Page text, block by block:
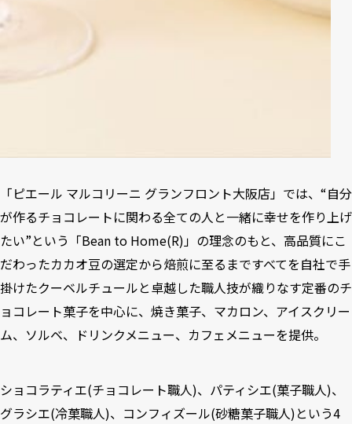
「ピエール マルコリーニ グランフロント大阪店」では、“自分
が作るチョコレートに関わる全ての人と一緒に幸せを作り上げ
たい”という「Bean to Home(R)」の理念のもと、高品質にこ
だわったカカオ豆の選定から焙煎に至るまですべてを自社で手
掛けたクーベルチュールと卓越した職人技が織りなす定番のチ
ョコレート菓子を中心に、焼き菓子、マカロン、アイスクリー
ム、ソルベ、ドリンクメニュー、カフェメニューを提供。
ショコラティエ(チョコレート職人)、パティシエ(菓子職人)、
グラシエ(冷菓職人)、コンフィズール(砂糖菓子職人)という4